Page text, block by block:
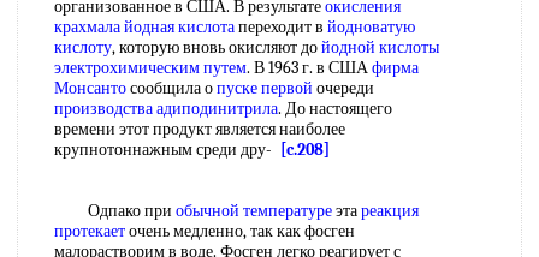
организованное в США. В результатеокисления
крахмала йодная кислотапереходит в йодноватую
кислоту, которую вновь окисляют дойодной кислоты
электрохимическим путем. В 1963 г. в СШАфирма
Монсантосообщила опуске первой очереди
производства адиподинитрила. До настоящего
времени этот продукт является наиболее
крупнотоннажным среди дру-
[c.208]
Одпако при обычной температуреэтареакция
протекаеточень медленно, так как фосген
малорастворим в воде. Фосген легко реагирует с